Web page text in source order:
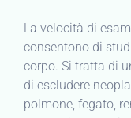
La velocità di
consentono di
corpo. Si tratta di
di escludere
polmone, fegato,